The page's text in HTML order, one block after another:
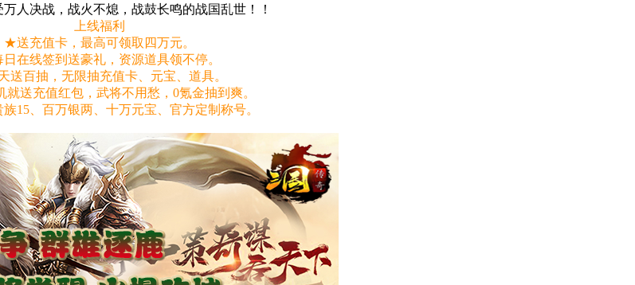
人决战，战火不熄，战鼓长鸣的战国乱世！！
上线福利
★送充值卡，最高可领取四万元。
在线签到送豪礼，资源道具领不停。
送百抽，无限抽充值卡、元宝、道具。
送充值红包，武将不用愁，0氪金抽到爽。
15、百万银两、十万元宝、官方定制称号。